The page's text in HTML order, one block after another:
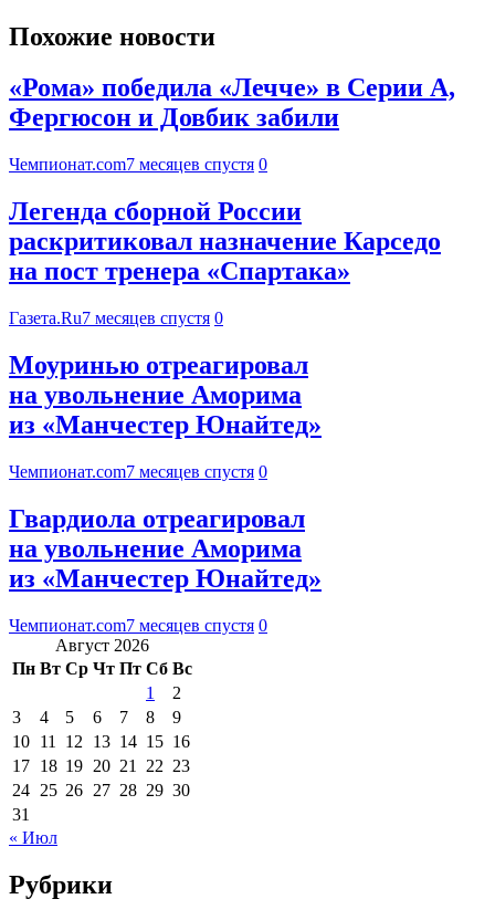
Похожие новости
«Рома» победила «Лечче» в Серии А,
Фергюсон и Довбик забили
Чемпионат.com7 месяцев спустя 0
Легенда сборной России
раскритиковал назначение Карседо
на пост тренера «Спартака»
Газета.Ru7 месяцев спустя 0
Моуринью отреагировал
на увольнение Аморима
из «Манчестер Юнайтед»
Чемпионат.com7 месяцев спустя 0
Гвардиола отреагировал
на увольнение Аморима
из «Манчестер Юнайтед»
Чемпионат.com7 месяцев спустя 0
Август 2026
Пн Вт Ср Чт Пт Сб Вс
1
2
3
4 5 6 7 8
9
10 11 12 13 14 15 16
17 18 19 20 21 22 23
24 25 26 27 28 29 30
31
« Июл
Рубрики